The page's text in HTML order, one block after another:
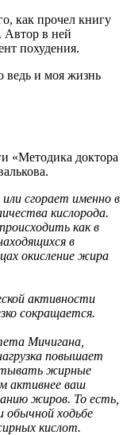
как прочел книгу
Автор в ней
похудения.
ведь и моя жизнь
«Методика доктора
сгорает именно в
кислорода.
как в
в
окисление жира
активности
сокращается.
Мичигана,
повышает
жирные
активнее ваш
жиров. То есть,
обычной ходьбе
кислот.